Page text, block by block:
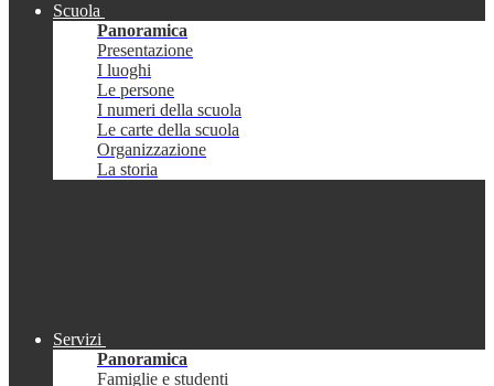
Scuola
Panoramica
Presentazione
I luoghi
Le persone
I numeri della scuola
Le carte della scuola
Organizzazione
La storia
Servizi
Panoramica
Famiglie e studenti